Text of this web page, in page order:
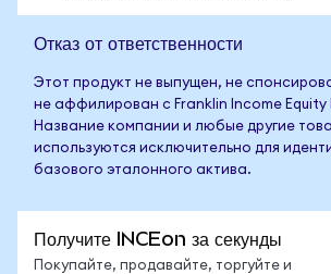
Отказ от ответственности
Этот продукт не выпущен, не
не аффилирован с Franklin Income Equity
Название компании и любые другие
используются исключительно для
базового эталонного актива.
Получите INCEon за секунды
Покупайте, продавайте, торгуйте и